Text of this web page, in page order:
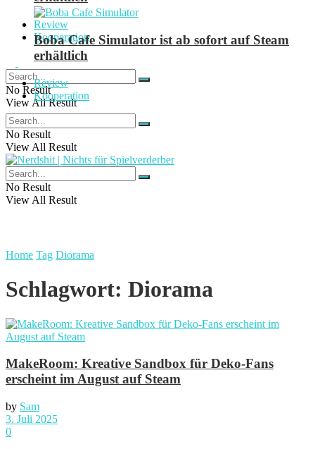
Review
Kooperation
No Result
View All Result
Boba Cafe Simulator ist ab sofort auf Steam
erhältlich
Review
Kooperation
No Result
View All Result
No Result
View All Result
Home Tag Diorama
Schlagwort: Diorama
MakeRoom: Kreative Sandbox für Deko-Fans
erscheint im August auf Steam
by Sam
3. Juli 2025
0